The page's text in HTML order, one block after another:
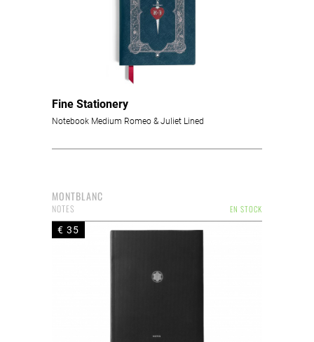
Fine Stationery
Notebook Medium Romeo & Juliet Lined
MONTBLANC
EN STOCK
NOTES
€ 35